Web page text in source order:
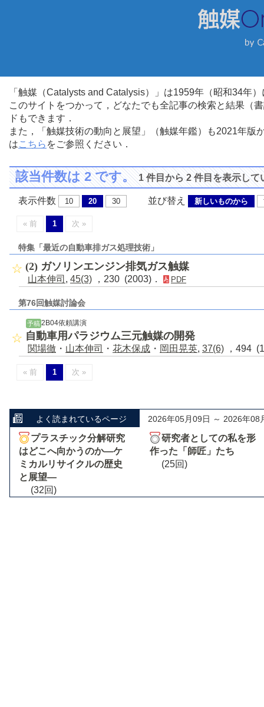
「触媒（Catalysts and Catalysis）」は1959年（昭和34年
このサイトをつかって，どなたでも全記事の検索と結果（
ドもできます．
また，「触媒技術の動向と展望」（触媒年鑑）も2021年
はこちら をご参照ください．
該当件数は 2 です。1 件目から 2 件目を表示して
表示件数 10 20 30 並び替え 新しいものから
« 前 1 次 »
特集「最近の自動車排ガス処理技術」
(2) ガソリンエンジン排気ガス触媒
山本伸司 , 45(3) ，230 (2003)． PDF
第76回触媒討論会
予稿 2B04依頼講演
自動車用パラジウム三元触媒の開発
関場徹 ・ 山本伸司 ・ 花木保成 ・ 岡田晃英, 37(6) ，494
« 前 1 次 »
よく読まれているページ 2026年05月09日 ～ 2026年08
プラスチック分解研究
はどこへ向かうのか―ケ
ミカルリサイクルの歴史
と展望―
(32回)
研究者としての私を形
作った「師匠」たち
(25回)